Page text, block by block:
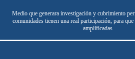
Medio que generara investigación y cubrimiento
comunidades tienen una real participación, para
amplificadas.